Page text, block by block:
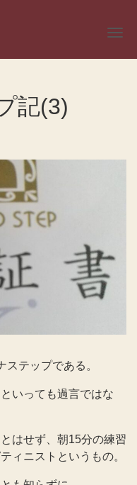
ナ
記(3)
テップである。
いっても過言ではな
はせず、朝15分の練習
ィニストというもの。